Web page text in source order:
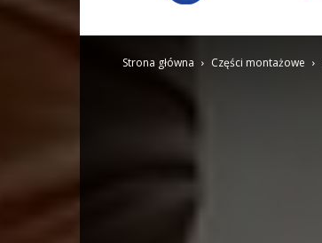
Strona główna Części montażowe